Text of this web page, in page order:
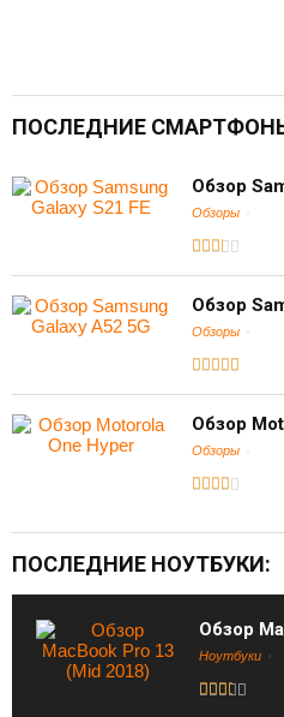
ПОСЛЕДНИЕ
Обзор
Обзоры
Обзор
Обзоры
Обзор
Обзоры
ПОСЛЕДНИЕ НОУТБУКИ:
Обзор
Ноутбуки